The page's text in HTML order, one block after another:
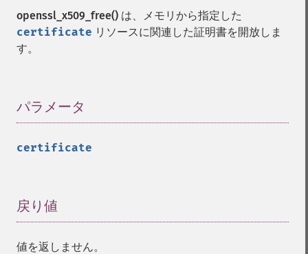
openssl_x509_free() は、メモリから指定した
certificate リソースに関連した証明書を開放しま
す。
パラメータ
certificate
戻り値
値を返しません。